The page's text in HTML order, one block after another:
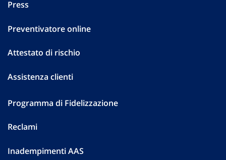
Press
Preventivatore online
Attestato di rischio
Assistenza clienti
Programma di Fidelizzazione
Reclami
Inadempimenti AAS